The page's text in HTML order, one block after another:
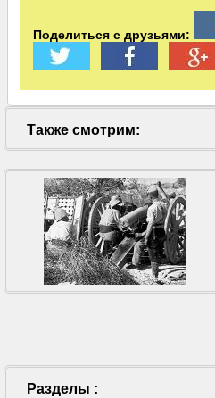
Поделиться с друзьями:
Также смотрим:
Разделы :